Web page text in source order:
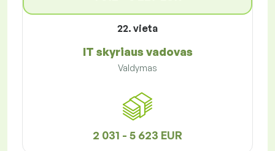
22. vieta
IT skyriaus vadovas
Valdymas
2 031 - 5 623 EUR